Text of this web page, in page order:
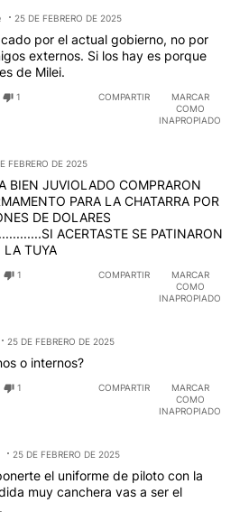
25 DE FEBRERO DE 2025
por el actual gobierno, no por
externos. Si los hay es porque
de Milei.
1 COMPARTIR
MARCAR
COMO
INAPROPIADO
FEBRERO DE 2025
BIEN JUVIOLADO COMPRARON
PARA LA CHATARRA POR
DE DOLARES
ACERTASTE SE PATINARON
LA TUYA
1 COMPARTIR
MARCAR
COMO
INAPROPIADO
25 DE FEBRERO DE 2025
o internos?
1 COMPARTIR
MARCAR
COMO
INAPROPIADO
25 DE FEBRERO DE 2025
el uniforme de piloto con la
muy canchera vas a ser el